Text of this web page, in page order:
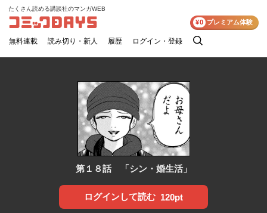
コミックDAYS
たくさん読める講談社のマンガWEB
無料連載 読み切り・新人 履歴 ログイン・登録
検
¥0 プレミアム体験
第１８話 「シン・婚生活」
ログインして読む 120pt